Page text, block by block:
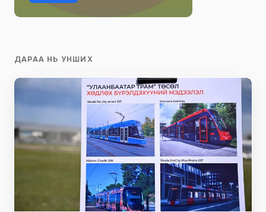
ДАРАА НЬ УНШИХ